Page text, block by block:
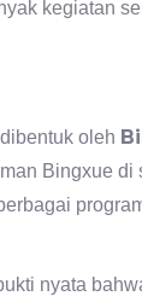
kegiatan
oleh
Bingxue di
nyata